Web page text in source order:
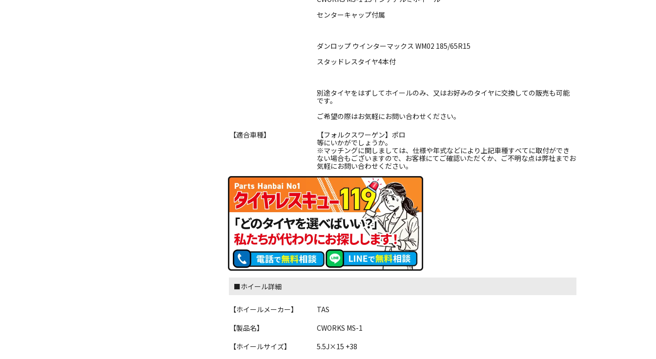
センターキャップ付属
ダンロップ ウインターマックス WM02 185/65R15
スタッドレスタイヤ4本付
別途タイヤをはずしてホイールのみ、又はお好みのタイヤに交換しての販売も可能
です。
ご希望の際はお気軽にお問い合わせください。
【適合車種】
【フォルクスワーゲン】ポロ
等にいかがでしょうか。
※マッチングに関しましては、仕様や年式などにより上記車種すべてに取付ができ
ない場合もございますので、お客様にてご確認いただくか、ご不明な点は弊社までお
気軽にお問い合わせください。
■ホイール詳細
【ホイールメーカー】
TAS
【製品名】
CWORKS MS-1
【ホイールサイズ】
5.5J×15 +38